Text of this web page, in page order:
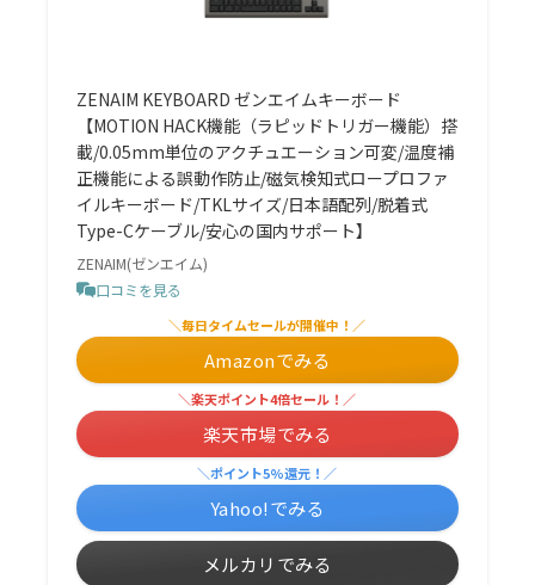
ZENAIM KEYBOARD ゼンエイムキーボード
【MOTION HACK機能（ラピッドトリガー機能）搭
載/0.05mm単位のアクチュエーション可変/温度補
正機能による誤動作防止/磁気検知式ロープロファ
イルキーボード/TKLサイズ/日本語配列/脱着式
Type-Cケーブル/安心の国内サポート】
ZENAIM(ゼンエイム)
口コミを見る
＼毎日タイムセールが開催中！／
Amazonでみる
＼楽天ポイント4倍セール！／
楽天市場でみる
＼ポイント5%還元！／
Yahoo!でみる
メルカリでみる